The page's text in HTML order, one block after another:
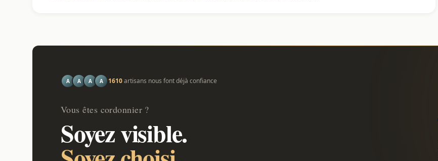
A A A A 1610artisans nous font déjà confiance
Vous êtes cordonnier ?
Soyez visible.